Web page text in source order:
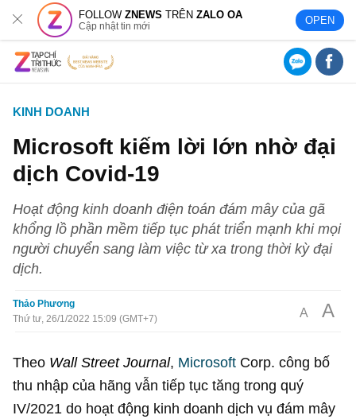
FOLLOWZNEWS TRÊNZALO OA
Cập nhật tin mới OPEN
KINH DOANH
Microsoft kiếm lời lớn nhờ đại
dịch Covid-19
Hoạt động kinh doanh điện toán đám mây của gã
khổng lồ phần mềm tiếp tục phát triển mạnh khi mọi
người chuyển sang làm việc từ xa trong thời kỳ đại
dịch.
Thảo Phương
Thứ tư, 26/1/2022 15:09 (GMT+7)
A A
Theo Wall Street Journal, Microsoft Corp. công bố
thu nhập của hãng vẫn tiếp tục tăng trong quý
IV/2021 do hoạt động kinh doanh dịch vụ đám mây